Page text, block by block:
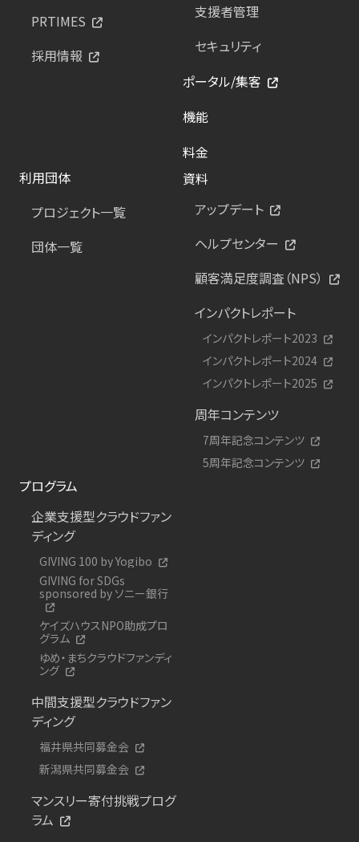
PRTIMES
採用情報
支援者管理
セキュリティ
ポータル/集客
機能
料金
利用団体
プロジェクト一覧
団体一覧
資料
アップデート
ヘルプセンター
顧客満足度調査（NPS）
インパクトレポート
インパクトレポート2023
インパクトレポート2024
インパクトレポート2025
周年コンテンツ
7周年記念コンテンツ
5周年記念コンテンツ
プログラム
企業支援型クラウドファン
ディング
GIVING 100 by Yogibo
GIVING for SDGs
sponsored by ソニー銀行
ケイズハウスNPO助成プロ
グラム
ゆめ・まちクラウドファンディ
ング
中間支援型クラウドファン
ディング
福井県共同募金会
新潟県共同募金会
マンスリー寄付挑戦プログ
ラム